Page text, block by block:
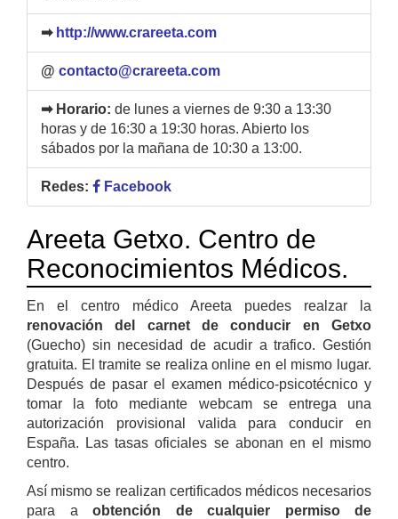
➡ http://www.crareeta.com
@ contacto@crareeta.com
➡ Horario: de lunes a viernes de 9:30 a 13:30
horas y de 16:30 a 19:30 horas. Abierto los
sábados por la mañana de 10:30 a 13:00.
Redes: Facebook
Areeta Getxo. Centro de
Reconocimientos Médicos.
En el centro médico Areeta puedes realzar la
renovación del carnet de conducir en Getxo
(Guecho) sin necesidad de acudir a trafico. Gestión
gratuita. El tramite se realiza online en el mismo lugar.
Después de pasar el examen médico-psicotécnico y
tomar la foto mediante webcam se entrega una
autorización provisional valida para conducir en
España. Las tasas oficiales se abonan en el mismo
centro.
Así mismo se realizan certificados médicos necesarios
para a obtención de cualquier permiso de